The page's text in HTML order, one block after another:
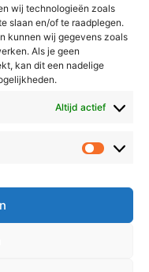
wij technologieën zoals
slaan en/of te raadplegen.
kunnen wij gegevens zoals
Als je geen
kan dit een nadelige
Altijd actief